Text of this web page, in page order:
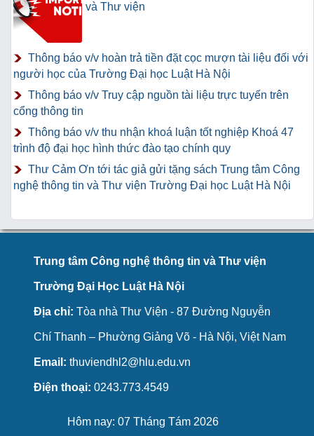
và Thư viện
Thông báo v/v hoàn trả tiền đặt cọc mượn tài liệu đối với
người học của Trường Đại học Luật Hà Nội
Thông báo v/v Truy cập nguồn tài liệu trực tuyến trên
cổng thông tin
Thông báo v/v thu nhận khoá luận tốt nghiệp Khoá 47
trình độ đại học hình thức đào tạo chính quy
Thư Cảm Ơn tới tác giả gửi tặng sách Trung tâm Công
nghệ thông tin và Thư viện Trường Đại học Luật Hà Nội
Trung tâm Công nghệ thông tin và Thư viện
Trường Đại Học Luật Hà Nội
Địa chỉ: Tòa nhà Thư Viện - 87 Đường Nguyễn
Chí Thanh – Phường Giảng Võ - Hà Nội, Việt Nam
Email: thuviendhl2@hlu.edu.vn
Điện thoại: 0243.773.4549
Hôm nay: 07 Tháng Tám 2026